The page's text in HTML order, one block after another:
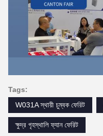
Tags:
W031A স্থায়ী চুম্বক ফেরিট
ক্ষুদ্র গৃহস্থালি ফ্যান ফেরিট